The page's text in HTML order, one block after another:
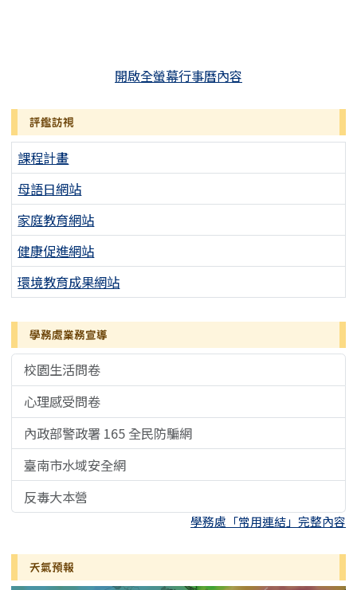
開啟全螢幕行事曆內容
評鑑訪視
課程計畫
母語日網站
家庭教育網站
健康促進網站
環境教育成果網站
學務處業務宣導
校園生活問卷
心理感受問卷
內政部警政署 165 全民防騙網
臺南市水域安全網
反毒大本營
學務處「常用連結」完整內容
天氣預報